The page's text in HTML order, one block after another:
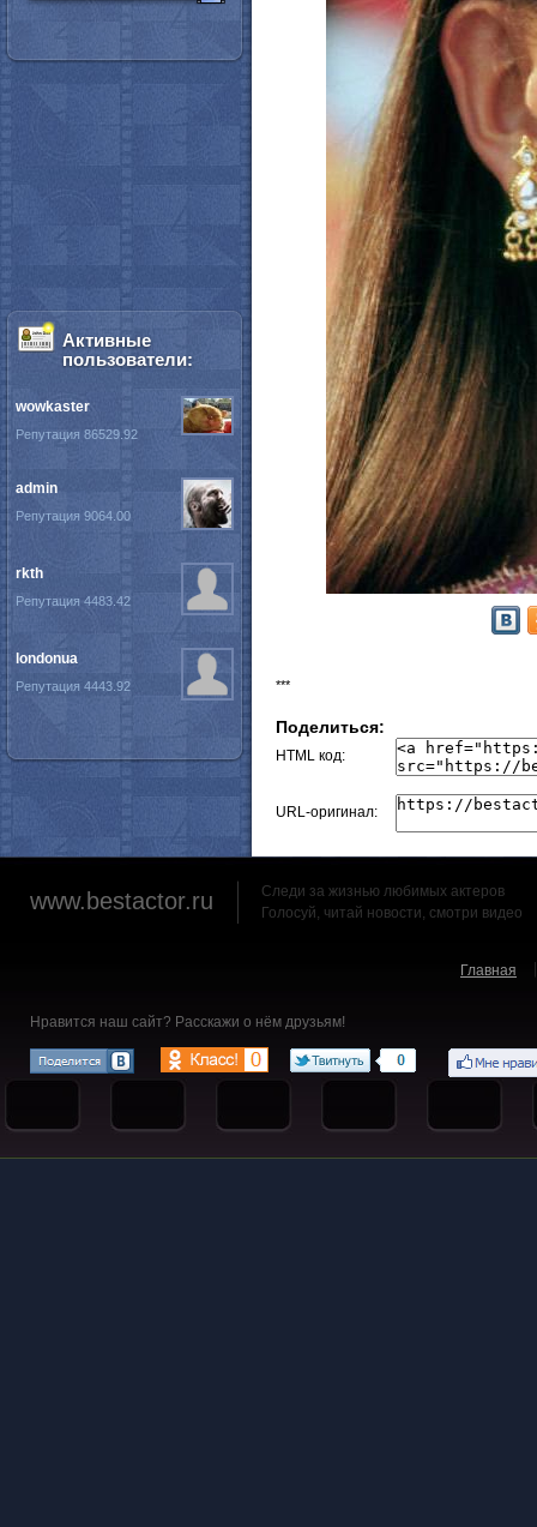
***
Поделиться:
HTML код:
URL-оригинал:
Активные
пользователи:
wowkaster
Репутация 86529.92
admin
Репутация 9064.00
rkth
Репутация 4483.42
londonua
Репутация 4443.92
www.bestactor.ru
Следи за жизнью любимых актеров
Голосуй, читай новости, смотри видео
Главная
Нравится наш сайт? Расскажи о нём друзьям!